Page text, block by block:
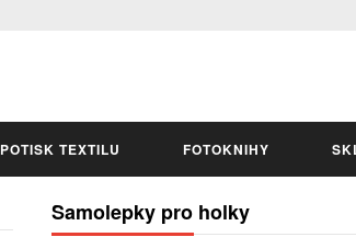
POTISK TEXTILU FOTOKNIHY
Samolepky pro holky